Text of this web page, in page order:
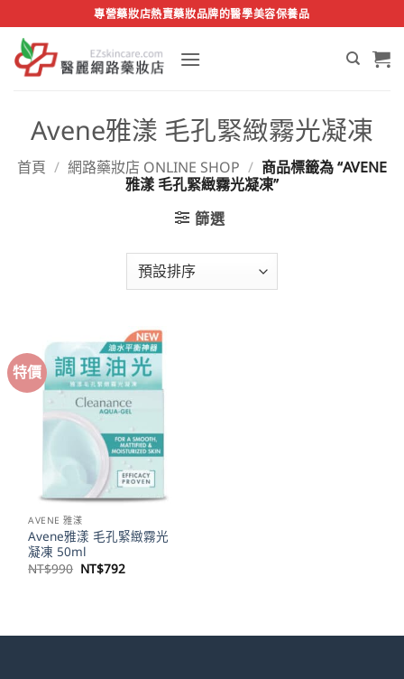
to
content
專營藥妝店熱賣藥妝品牌的醫學美容保養品
Avene雅漾 毛孔緊緻霧光凝凍
首頁 / 網路藥妝店 ONLINE SHOP / 商品標籤為 “AVENE
雅漾 毛孔緊緻霧光凝凍”
篩選
特價
AVENE 雅漾
Avene雅漾 毛孔緊緻霧光
凝凍 50ml
NT$990 原
始
NT$792目
前